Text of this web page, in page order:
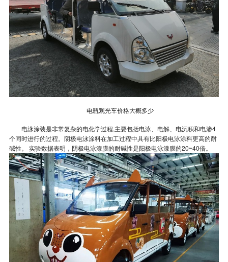
电瓶观光车价格大概多少
电泳涂装是非常复杂的电化学过程,主要包括电泳、电解、电沉积和电渗4
个同时进行的过程。阴极电泳涂料在加工过程中具有比阳极电泳涂料更高的耐
碱性。 实验数据表明，阴极电泳漆膜的耐碱性是阳极电泳漆膜的20~40倍。